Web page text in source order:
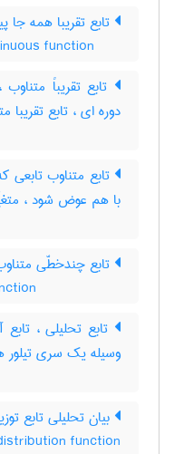
تابع تقریبا همه جا
function
تابع تقریباً متناوب
دوره ای ، تابع تقریبا
تابع متناوب
با هم عوض شود ،
تابع چندخطّی
تابع تحلیلی ،
وسیله یک سری تیلور
بیان تحلیلی تابع
function